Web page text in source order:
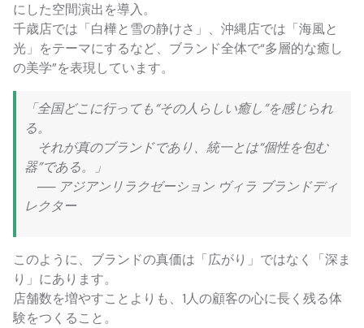
にした空間演出を導入。
千歳店では「白樺と雪の静けさ」、沖縄店では「海風と
光」をテーマにするなど、ブランド全体で“多層的な癒し
の美学”を表現しています。
「全国どこに行っても“その人らしい癒し”を感じられ
る。
それが真のブランドであり、統一とは“個性を包む
器”である。」
── アジアンリラクゼーション ヴィラ ブランドディ
レクター
このように、ブランドの真価は「広がり」ではなく「深ま
り」にあります。
店舗数を増やすことよりも、1人の顧客の心に長く残る体
験をつくること。